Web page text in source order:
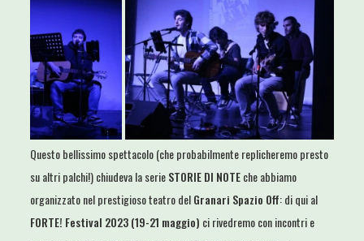
Questo bellissimo spettacolo (che probabilmente replicheremo presto
su altri palchi!) chiudeva la serieSTORIE DI NOTEche abbiamo
organizzato nel prestigioso teatro delGranari Spazio Off: di qui al
FORTE! Festival 2023 (19-21 maggio) ci rivedremo con incontri e